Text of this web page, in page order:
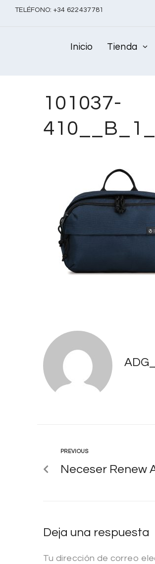
TELÉFONO: +34 622437781
Inicio Tienda
101037-
PREVIOUS
Neceser Renew
Deja una respuesta
Tu dirección de correo